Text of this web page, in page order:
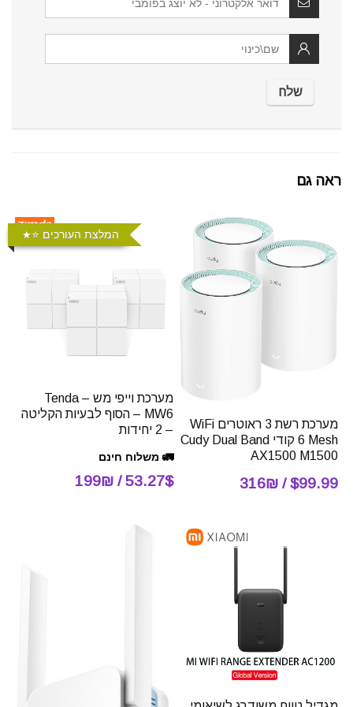
ראה גם
מערכת רשת 3 ראוטרים WiFi
6 Mesh קודי Cudy Dual Band
AX1500 M1500
$99.99 / 316₪
המלצת העורכים ⭐️
מערכת וייפי מש – Tenda
MW6 – הסוף לבעיות הקליטה
– 2 יחידות
🚛 משלוח חינם
53.27$ / 199₪